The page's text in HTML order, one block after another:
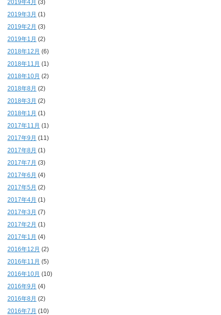
2019年4月 (3)
2019年3月 (1)
2019年2月 (3)
2019年1月 (2)
2018年12月 (6)
2018年11月 (1)
2018年10月 (2)
2018年8月 (2)
2018年3月 (2)
2018年1月 (1)
2017年11月 (1)
2017年9月 (11)
2017年8月 (1)
2017年7月 (3)
2017年6月 (4)
2017年5月 (2)
2017年4月 (1)
2017年3月 (7)
2017年2月 (1)
2017年1月 (4)
2016年12月 (2)
2016年11月 (5)
2016年10月 (10)
2016年9月 (4)
2016年8月 (2)
2016年7月 (10)